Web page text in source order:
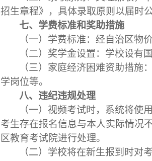
招生章程》
， 具体录取原则以届时
七、 学费标准和奖助措施
（一） 学费标准： 经自治区物
（二） 奖学金设置：学校设有
（三） 家庭经济困难资助措施
学岗位等。
八、 违纪违规处理
（一） 视频考试时，系统将使
考生存在报名信息与本人实际情况
区教育考试院进行处理。
（二） 学校将在新生报到时对